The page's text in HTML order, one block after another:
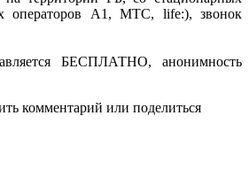
операторов А1, MTC, life:), звонок
БЕСПЛАТНО, анонимность
комментарий или поделиться